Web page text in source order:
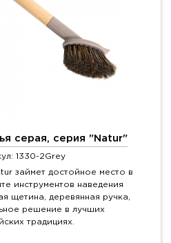
серая, серия "Natur"
1330-2Grey
займет достойное место в
инструментов наведения
щетина, деревянная ручка,
решение в лучших
традициях.